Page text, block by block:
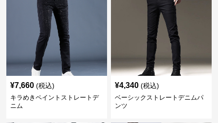
¥7,660 (税込)
キラめきペイントストレートデ
ニム
¥4,340 (税込)
ベーシックストレートデニムパ
ンツ